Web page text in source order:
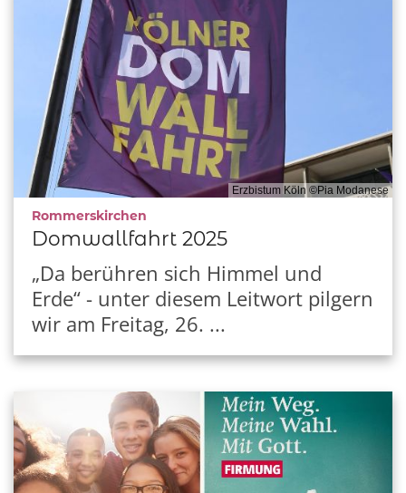
Erzbistum Köln ©Pia Modanese
Rommerskirchen
Domwallfahrt 2025
„Da berühren sich Himmel und
Erde“ - unter diesem Leitwort pilgern
wir am Freitag, 26. ...